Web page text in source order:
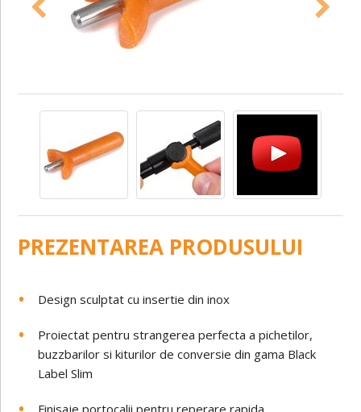
PREZENTAREA PRODUSULUI
Design sculptat cu insertie din inox
Proiectat pentru strangerea perfecta a pichetilor,
buzzbarilor si kiturilor de conversie din gama Black
Label Slim
Finisaje portocalii pentru reperare rapida